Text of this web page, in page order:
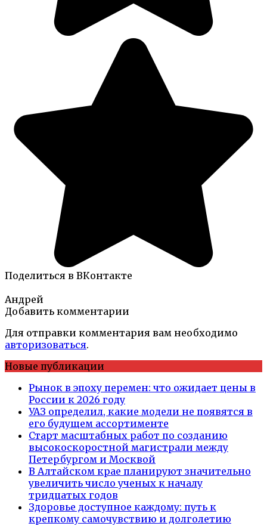
Поделиться в ВКонтакте
Андрей
Добавить комментарии
Для отправки комментария вам необходимо
авторизоваться.
Новые публикации
Рынок в эпоху перемен: что ожидает цены в
России к 2026 году
УАЗ определил, какие модели не появятся в
его будущем ассортименте
Старт масштабных работ по созданию
высокоскоростной магистрали между
Петербургом и Москвой
В Алтайском крае планируют значительно
увеличить число ученых к началу
тридцатых годов
Здоровье доступное каждому: путь к
крепкому самочувствию и долголетию